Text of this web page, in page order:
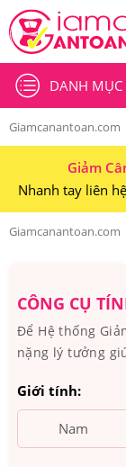
DANH MỤC
Giamcanantoan.com
Giảm
Nhanh tay liên
Giamcanantoan.com
CÔNG CỤ
Để Hệ thống
nặng lý tưởng
Giới tính:
Nam